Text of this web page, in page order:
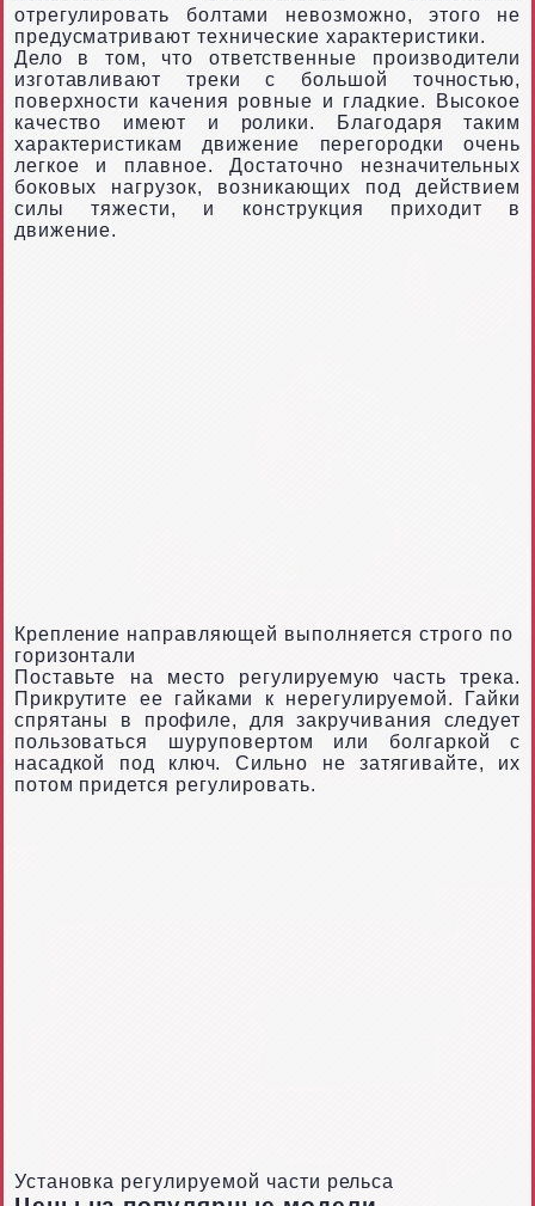
отрегулировать болтами невозможно, этого не
предусматривают технические характеристики.
Дело в том, что ответственные производители
изготавливают треки с большой точностью,
поверхности качения ровные и гладкие. Высокое
качество имеют и ролики. Благодаря таким
характеристикам движение перегородки очень
легкое и плавное. Достаточно незначительных
боковых нагрузок, возникающих под действием
силы тяжести, и конструкция приходит в
движение.
Крепление направляющей выполняется строго по
горизонтали
Поставьте на место регулируемую часть трека.
Прикрутите ее гайками к нерегулируемой. Гайки
спрятаны в профиле, для закручивания следует
пользоваться шуруповертом или болгаркой с
насадкой под ключ. Сильно не затягивайте, их
потом придется регулировать.
Установка регулируемой части рельса